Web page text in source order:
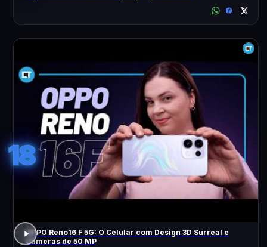
18
OPPO Reno16 F 5G: O Celular com Design 3D Surreal e
Câmeras de 50 MP